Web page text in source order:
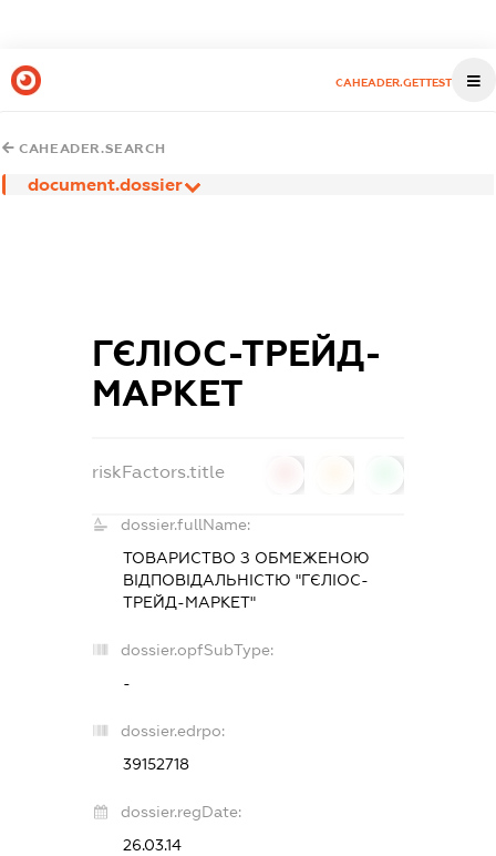
CAHEADER.GETTEST
CAHEADER.SEARCH
document.dossier
ГЄЛІОС-ТРЕЙД-
МАРКЕТ
riskFactors.title
dossier.fullName:
ТОВАРИСТВО З ОБМЕЖЕНОЮ
ВІДПОВІДАЛЬНІСТЮ "ГЄЛІОС-
ТРЕЙД-МАРКЕТ"
dossier.opfSubType:
-
dossier.edrpo:
39152718
dossier.regDate:
26.03.14